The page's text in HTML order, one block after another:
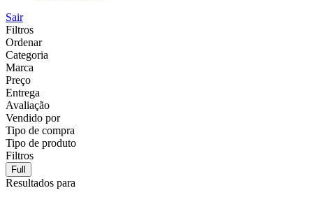
Sair
Filtros
Ordenar
Categoria
Marca
Preço
Entrega
Avaliação
Vendido por
Tipo de compra
Tipo de produto
Filtros
Full
Resultados para